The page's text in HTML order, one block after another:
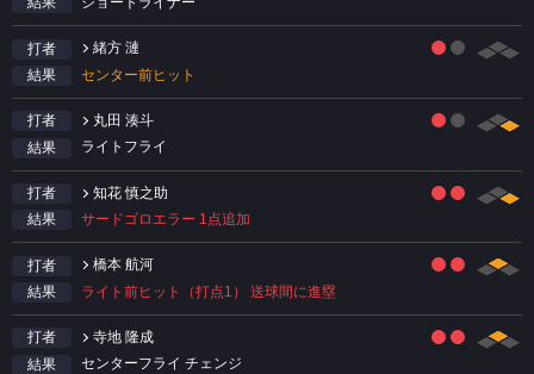
打者
緒方 漣
結果
センター前ヒット
打者
丸田 湊斗
結果
ライトフライ
打者
知花 慎之助
結果
サードゴロエラー 1点追加
打者
橋本 航河
結果
ライト前ヒット（打点1） 送球間に進塁
打者
寺地 隆成
結果
センターフライ チェンジ